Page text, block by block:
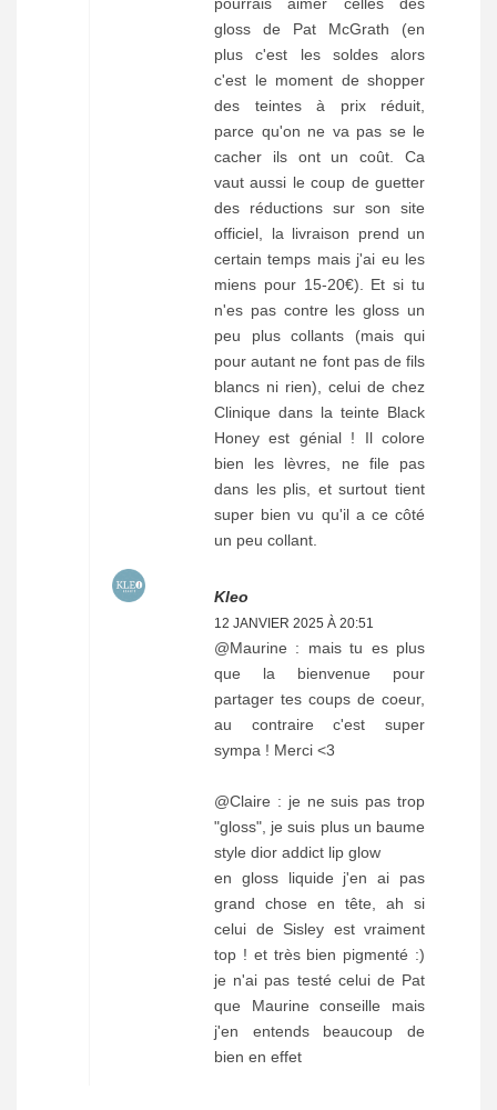
gloss de Pat McGrath (en
plus c'est les soldes alors
c'est le moment de shopper
des teintes à prix réduit,
parce qu'on ne va pas se le
cacher ils ont un coût. Ca
vaut aussi le coup de guetter
des réductions sur son site
officiel, la livraison prend un
certain temps mais j'ai eu les
miens pour 15-20€). Et si tu
n'es pas contre les gloss un
peu plus collants (mais qui
pour autant ne font pas de fils
blancs ni rien), celui de chez
Clinique dans la teinte Black
Honey est génial ! Il colore
bien les lèvres, ne file pas
dans les plis, et surtout tient
super bien vu qu'il a ce côté
un peu collant.
Kleo
12 JANVIER 2025 À 20:51
@Maurine : mais tu es plus
que la bienvenue pour
partager tes coups de coeur,
au contraire c'est super
sympa ! Merci <3
@Claire : je ne suis pas trop
"gloss", je suis plus un baume
style dior addict lip glow
en gloss liquide j'en ai pas
grand chose en tête, ah si
celui de Sisley est vraiment
top ! et très bien pigmenté :)
je n'ai pas testé celui de Pat
que Maurine conseille mais
j'en entends beaucoup de
bien en effet